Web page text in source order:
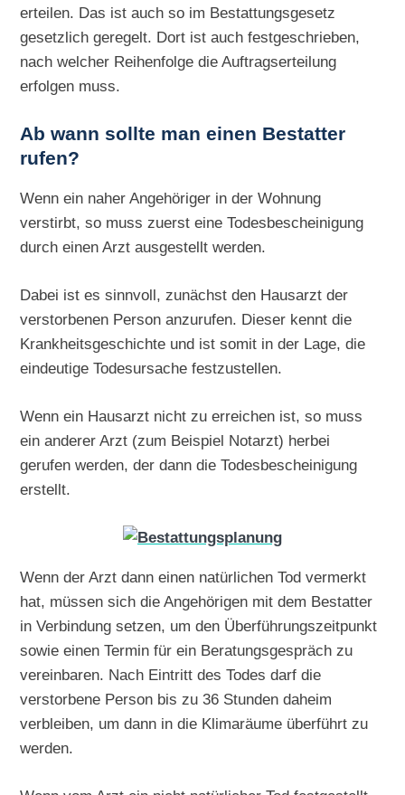
erteilen. Das ist auch so im Bestattungsgesetz
gesetzlich geregelt. Dort ist auch festgeschrieben,
nach welcher Reihenfolge die Auftragserteilung
erfolgen muss.
Ab wann sollte man einen Bestatter
rufen?
Wenn ein naher Angehöriger in der Wohnung
verstirbt, so muss zuerst eine Todesbescheinigung
durch einen Arzt ausgestellt werden.
Dabei ist es sinnvoll, zunächst den Hausarzt der
verstorbenen Person anzurufen. Dieser kennt die
Krankheitsgeschichte und ist somit in der Lage, die
eindeutige Todesursache festzustellen.
Wenn ein Hausarzt nicht zu erreichen ist, so muss
ein anderer Arzt (zum Beispiel Notarzt) herbei
gerufen werden, der dann die Todesbescheinigung
erstellt.
Wenn der Arzt dann einen natürlichen Tod vermerkt
hat, müssen sich die Angehörigen mit dem Bestatter
in Verbindung setzen, um den Überführungszeitpunkt
sowie einen Termin für ein Beratungsgespräch zu
vereinbaren. Nach Eintritt des Todes darf die
verstorbene Person bis zu 36 Stunden daheim
verbleiben, um dann in die Klimaräume überführt zu
werden.